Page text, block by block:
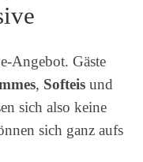
Angebot. Gäste
, Softeis und
sich also keine
sich ganz aufs